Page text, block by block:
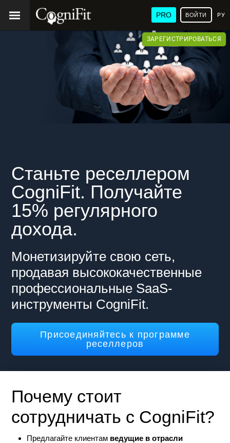
PRO ВОЙТИ
ЗАРЕГИСТРИРОВАТЬСЯ
Станьте реселлером
CogniFit. Получайте
15% регулярного
дохода.
Монетизируйте свою сеть,
продавая высококачественные
профессиональные SaaS-
инструменты CogniFit.
Присоединяйтесь к программе
реселлеров
Почему стоит
сотрудничать с CogniFit?
Предлагайте клиентам ведущие в отрасли